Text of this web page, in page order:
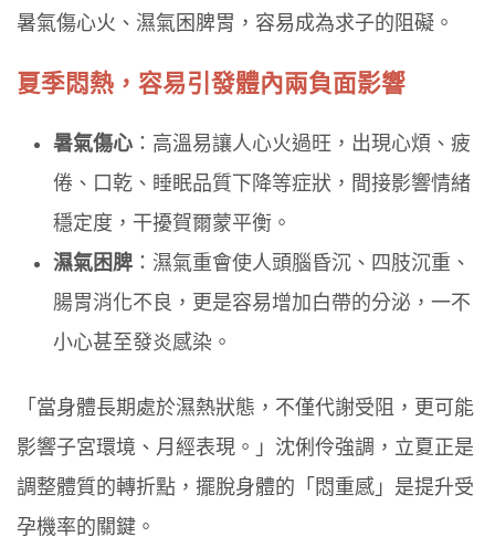
暑氣傷心火、濕氣困脾胃，容易成為求子的阻礙。
夏季悶熱，容易引發體內兩負面影響
暑氣傷心 ：高溫易讓人心火過旺，出現心煩、疲
倦、口乾、睡眠品質下降等症狀，間接影響情緒
穩定度，干擾賀爾蒙平衡。
濕氣困脾 ：濕氣重會使人頭腦昏沉、四肢沉重、
腸胃消化不良，更是容易增加白帶的分泌，一不
小心甚至發炎感染。
「當身體長期處於濕熱狀態，不僅代謝受阻，更可能
影響子宮環境、月經表現。」沈俐伶強調，立夏正是
調整體質的轉折點，擺脫身體的「悶重感」是提升受
孕機率的關鍵。